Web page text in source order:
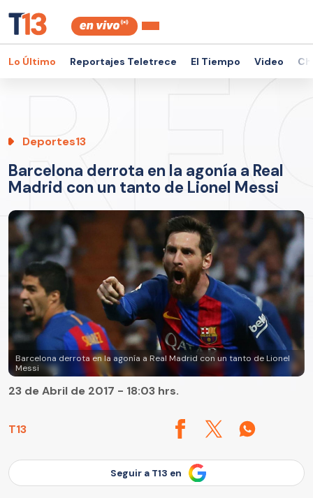
Lo Último Reportajes Teletrece El Tiempo Video
Deportes13
Barcelona derrota en la agonía a Real
Madrid con un tanto de Lionel Messi
Barcelona derrota en la agonía a Real Madrid con un tanto de Lionel
Messi
T13
23 de Abril de 2017 - 18:03 hrs.
Seguir a T13 en